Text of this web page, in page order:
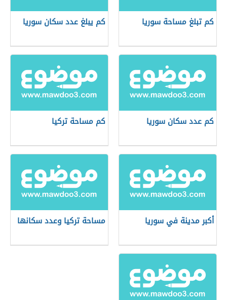
كم تبلغ مساحة سوريا كم يبلغ عدد سكان سوريا
كم عدد سكان سوريا كم مساحة تركيا
أكبر مدينة في سوريا مساحة تركيا وعدد سكانها